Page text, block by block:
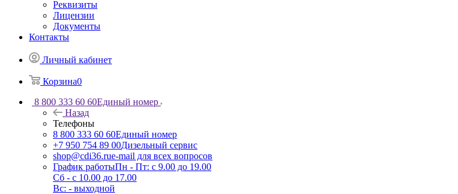
Реквизиты
Лицензии
Документы
Контакты
Личный кабинет
Корзина0
8 800 333 60 60Единый номер
Назад
Телефоны
8 800 333 60 60Единый номер
+7 950 754 89 00Дизельный сервис
shop@cdi36.rue-mail для всех вопросов
График работыПн - Пт: с 9.00 до 19.00
Сб - с 10.00 до 17.00
Вс: - выходной